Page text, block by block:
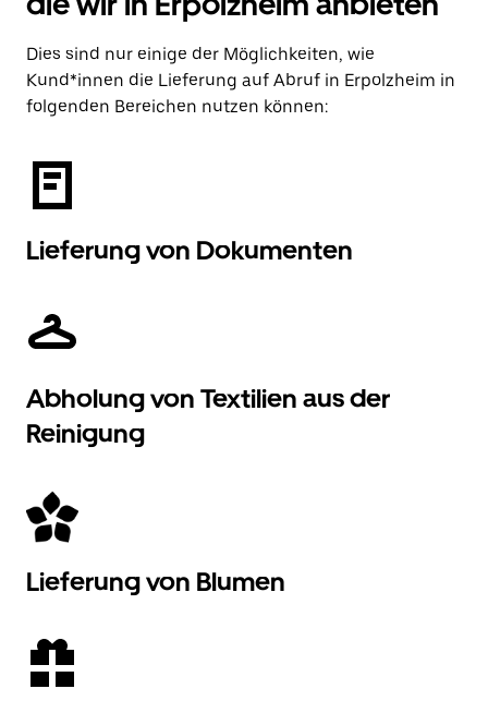
Dies sind nur einige der Möglichkeiten, wie
Kund*innen die Lieferung auf Abruf in Erpolzheim in
folgenden Bereichen nutzen können:
Lieferung von Dokumenten
Abholung von Textilien aus der
Reinigung
Lieferung von Blumen